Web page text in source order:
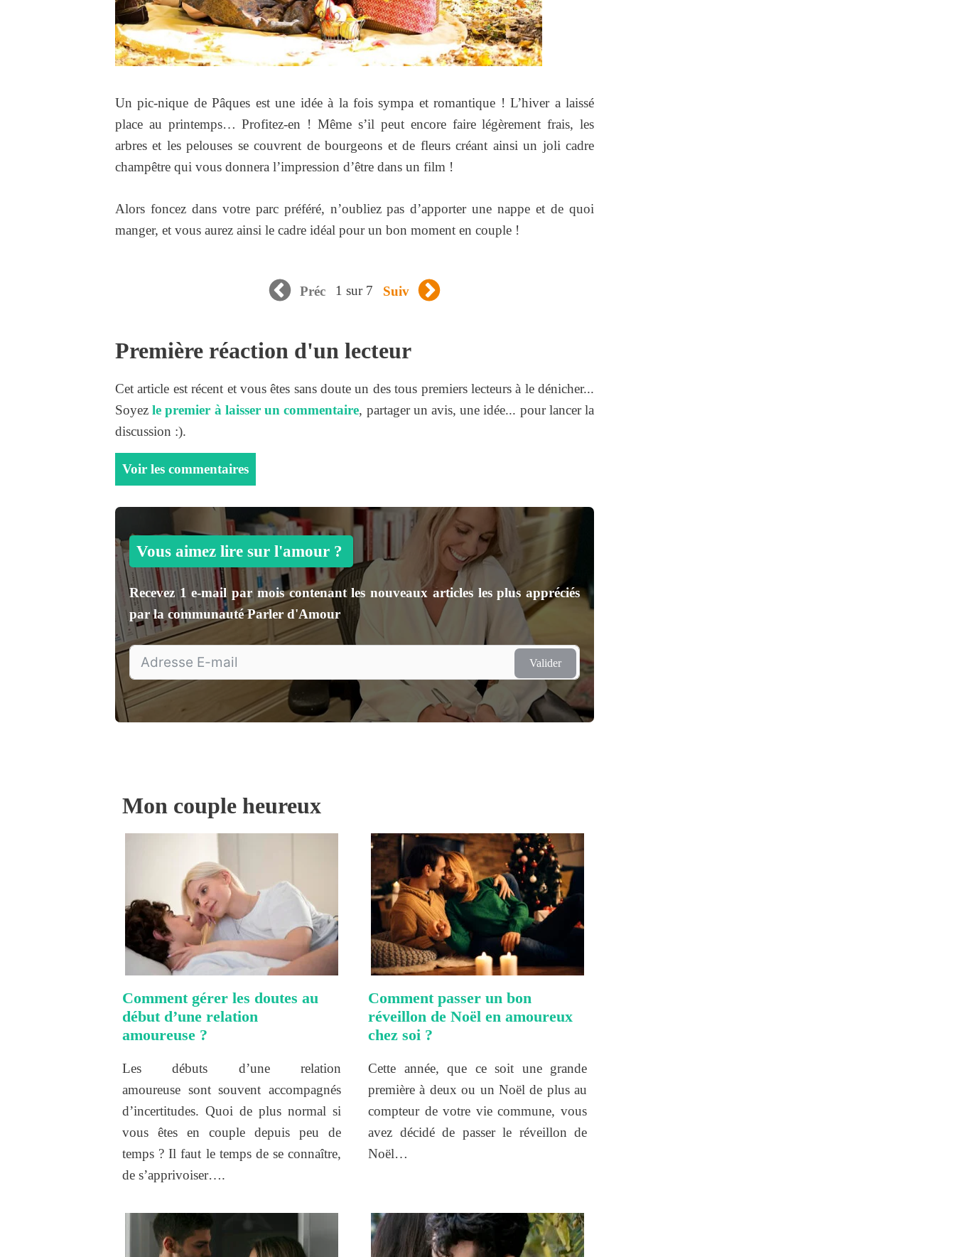
Un pic-nique de Pâques est une idée à la fois sympa et romantique ! L’hiver a laissé
place au printemps… Profitez-en ! Même s’il peut encore faire légèrement frais, les
arbres et les pelouses se couvrent de bourgeons et de fleurs créant ainsi un joli cadre
champêtre qui vous donnera l’impression d’être dans un film !
Alors foncez dans votre parc préféré, n’oubliez pas d’apporter une nappe et de quoi
manger, et vous aurez ainsi le cadre idéal pour un bon moment en couple !
Préc 1 sur 7 Suiv
Première réaction d'un lecteur
Cet article est récent et vous êtes sans doute un des tous premiers lecteurs à le dénicher...
Soyezle premier à laisser un commentaire, partager un avis, une idée... pour lancer la
discussion :).
Voir les commentaires
Vous aimez lire sur l'amour ?
Recevez1 e-mail par moiscontenant les nouveaux articles les plus appréciés
par la communautéParler d'Amour
Valider
Mon couple heureux
Comment gérer les doutes au
début d’une relation
amoureuse ?
Les débuts d’une relation
amoureuse sont souvent accompagnés
d’incertitudes. Quoi de plus normal si
vous êtes en couple depuis peu de
temps ? Il faut le temps de se connaître,
de s’apprivoiser….
Comment passer un bon
réveillon de Noël en amoureux
chez soi ?
Cette année, que ce soit une grande
première à deux ou un Noël de plus au
compteur de votre vie commune, vous
avez décidé de passer le réveillon de
Noël…